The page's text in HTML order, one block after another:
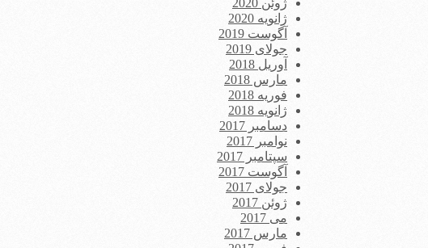
ژوئن 2020
ژانویه 2020
آگوست 2019
جولای 2019
آوریل 2018
مارس 2018
فوریه 2018
ژانویه 2018
دسامبر 2017
نوامبر 2017
سپتامبر 2017
آگوست 2017
جولای 2017
ژوئن 2017
می 2017
مارس 2017